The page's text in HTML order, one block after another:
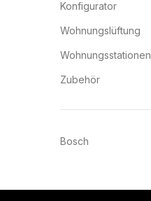
Konfigurator
Wohnungslüftung
Wohnungsstationen
Zubehör
Bosch